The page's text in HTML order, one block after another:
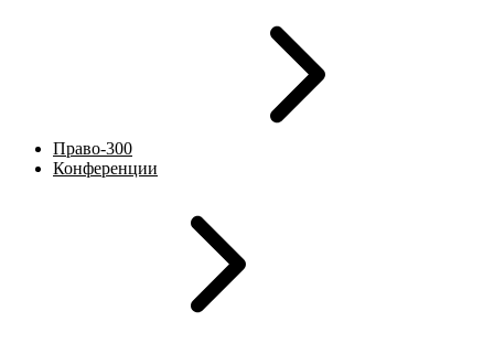
Право-300
Конференции